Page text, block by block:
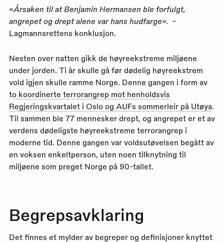
«Årsaken til at Benjamin Hermansen ble forfulgt,
angrepet og drept alene var hans hudfarge». –
Lagmannsrettens konklusjon.
Nesten over natten gikk de høyreekstreme miljøene
under jorden. Ti år skulle gå før dødelig høyreekstrem
vold igjen skulle ramme Norge. Denne gangen i form av
to koordinerte terrorangrep mot henholdsvis
Regjeringskvartalet i Oslo og AUFs sommerleir på Utøya.
Til sammen ble 77 mennesker drept, og angrepet er et av
verdens dødeligste høyreekstreme terrorangrep i
moderne tid. Denne gangen var voldsutøvelsen begått av
en voksen enkeltperson, uten noen tilknytning til
miljøene som preget Norge på 90-tallet.
Begrepsavklaring
Det finnes et mylder av begreper og definisjoner knyttet